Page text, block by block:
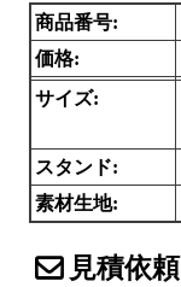
商品番号:
価格:
サイズ:
スタンド:
素材生地:
見積依頼